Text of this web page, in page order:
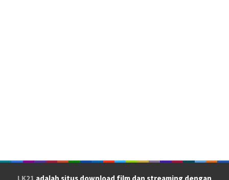
LK21 adalah situs download film dan streaming dengan